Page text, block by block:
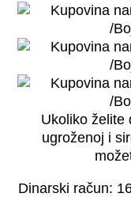
Ukoliko želite
ugroženoj i
Dinarski račun: